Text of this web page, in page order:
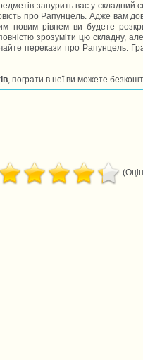
занурить вас у
про Рапунцель. Адже вам
новим рівнем ви будете
зрозуміти цю складну,
перекази про Рапунцель.
, пограти в неї ви можете